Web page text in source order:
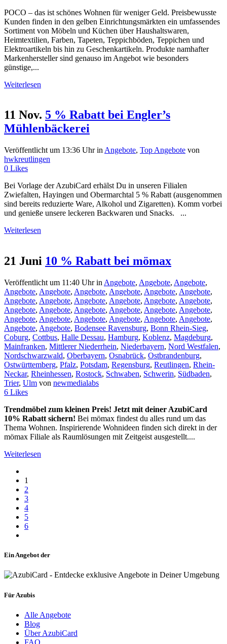
POCO – das ist schönes Wohnen für weniger Geld. Preisbewusste
Kunden finden in den gelben Einrichtungsmärkten ein umfassendes
Sortiment von Möbeln und Küchen über Haushaltswaren,
Heimtextilien, Farben, Tapeten, Teppichböden, Teppichen und
Elektroartikeln bis hin zu Geschenkartikeln. Produkte namhafter
Markenhersteller sind genauso im Angebot wie besonders
günstige,...
Weiterlesen
11 Nov. 5 % Rabatt bei Engler’s
Mühlenbäckerei
Veröffentlicht um 13:36 Uhrin Angebote, Top Angebote von
hwkreutlingen
0 Likes
Bei Vorlage der AzubiCard erhälst Du in unseren Filialen
Zwiefalten, Hayingen und Obermarchtal 5 % Rabatt (ausgenommen
sind bereits reduzierte Ware, Alkohol und Zigaretten). Komm vorbei
und genieße unsere leckeren Backwaren und Snacks. ...
Weiterlesen
21 Juni 10 % Rabatt bei mömax
Veröffentlicht um 11:40 Uhrin Angebote, Angebote, Angebote,
Angebote, Angebote, Angebote, Angebote, Angebote, Angebote,
Angebote, Angebote, Angebote, Angebote, Angebote, Angebote,
Angebote, Angebote, Angebote, Angebote, Angebote, Angebote,
Angebote, Angebote, Angebote, Angebote, Angebote, Angebote,
Angebote, Angebote, Bodensee Ravensburg, Bonn Rhein-Sieg,
Coburg, Cottbus, Halle Dessau, Hamburg, Koblenz, Magdeburg,
Mainfranken, Mittlerer Niederrhein, Niederbayern, Nord Westfalen,
Nordschwarzwald, Oberbayern, Osnabrück, Ostbrandenburg,
Ostwürttemberg, Pfalz, Potsdam, Regensburg, Reutlingen, Rhein-
Neckar, Rheinhessen, Rostock, Schwaben, Schwerin, Südbaden,
Trier, Ulm von newmedialabs
6 Likes
Trendmöbel zum kleinen Preis! Jetzt mit deiner AzubiCard
10% Rabatt sichern! Bei mömax findest du alles rund um das
Thema Wohnen. Inspirierende Wohnideen finden sich direkt in der
mömax Filiale als Raumlösungen mit Zeitgeist ausgestellt....
Weiterlesen
1
2
3
4
5
6
Ein Angebot der
Für Azubis
Alle Angebote
Blog
Über AzubiCard
FAQ